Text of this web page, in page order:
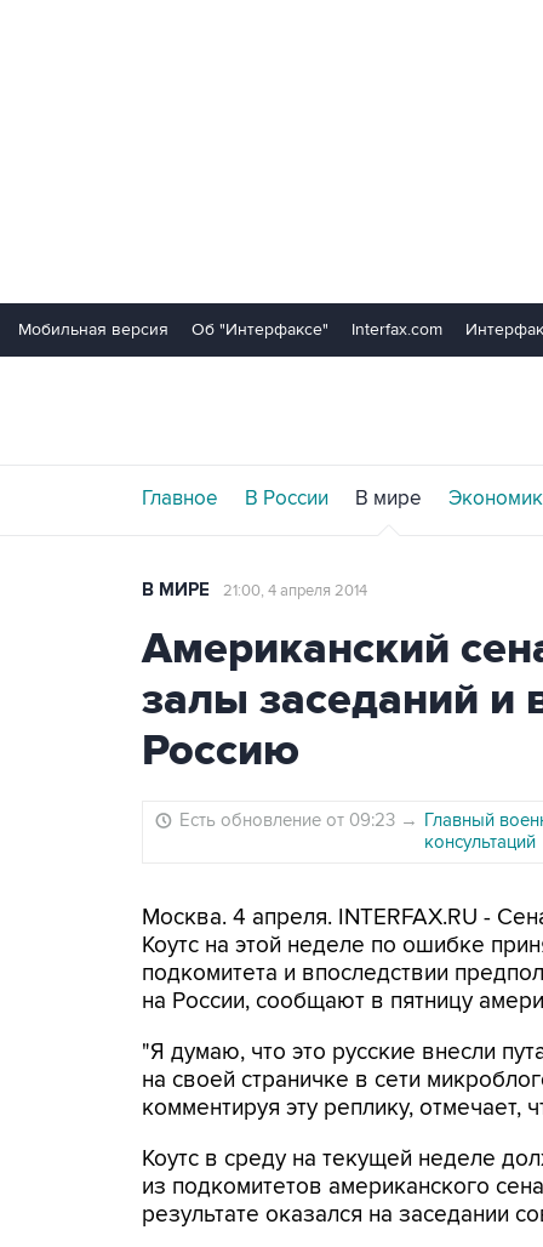
Мобильная версия Об "Интерфаксе" Interfax.com
Главное В России В мире
В МИРЕ 21:00, 4 апреля 2014
Американский
залы заседаний и
Россию
Есть обновление от 09:23 → Главный
консультаций
Москва. 4 апреля. INTERFAX.RU -
Коутс на этой неделе по ошибке
подкомитета и впоследствии
на России, сообщают в пятницу
"Я думаю, что это русские внесли
на своей страничке в сети
комментируя эту реплику, отмечает,
Коутс в среду на текущей неделе
из подкомитетов американского
результате оказался на заседании